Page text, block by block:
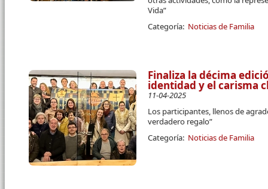
Vida”
Categoría: Noticias de Familia
Finaliza la décima
identidad y el carisma
11-04-2025
Los participantes, llenos de
verdadero regalo”
Categoría: Noticias de Familia